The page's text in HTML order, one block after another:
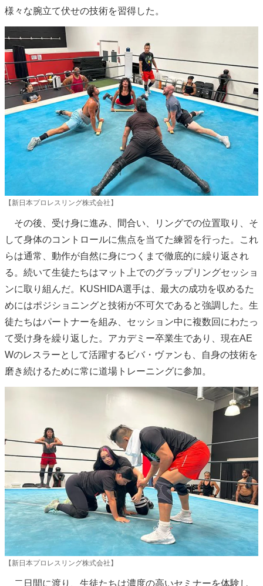
様々な腕立て伏せの技術を習得した。
【新日本プロレスリング株式会社】
その後、受け身に進み、間合い、リングでの位置取り、そ
して身体のコントロールに焦点を当てた練習を行った。これ
らは通常、動作が自然に身につくまで徹底的に繰り返され
る。続いて生徒たちはマット上でのグラップリングセッショ
ンに取り組んだ。KUSHIDA選手は、最大の成功を収めるた
めにはポジショニングと技術が不可欠であると強調した。生
徒たちはパートナーを組み、セッション中に複数回にわたっ
て受け身を繰り返した。アカデミー卒業生であり、現在AE
Wのレスラーとして活躍するビバ・ヴァンも、自身の技術を
磨き続けるために常に道場トレーニングに参加。
【新日本プロレスリング株式会社】
二日間に渡り、生徒たちは濃度の高いセミナーを体験し